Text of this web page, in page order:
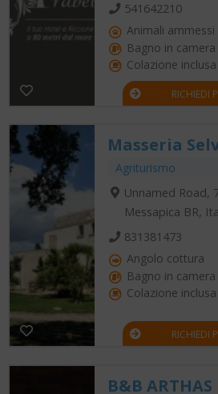
541642210
Animali ammessi
Bagno in camera
Colazione inclusa
RICHIEDI
Masseria
Agriturismo
Unnamed Road,
Messapica BR,
831381473
Angolo cottura
Bagno in camera
Colazione inclusa
RICHIEDI
B&B ARTHAS